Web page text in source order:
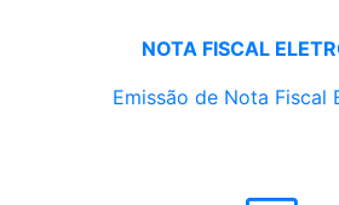
NOTA FISCAL
Emissão de Nota Fiscal